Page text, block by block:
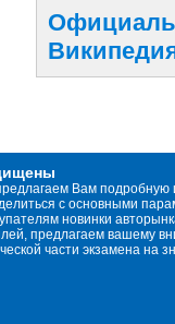
Вам
с основными
новинки
предлагаем вашему
части экзамена